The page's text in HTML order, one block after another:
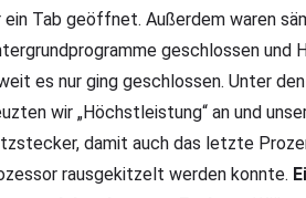
ein Tab geöffnet. Außerdem waren
geschlossen und
es nur ging geschlossen. Unter
wir „Höchstleistung“ an und
damit auch das letzte
rausgekitzelt werden konnte.